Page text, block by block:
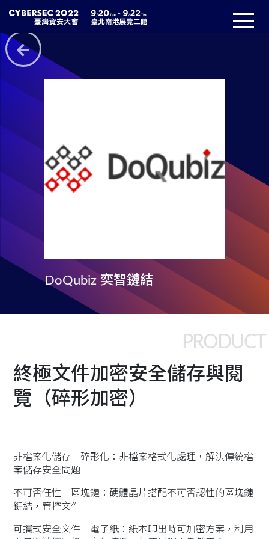
DoQubiz 奕智鏈結
PRODUCT
終極文件加密安全儲存與閱
覽（碎形加密）
非檔案化儲存－碎形化：非檔案格式化處理，解決傳統檔
案儲存安全問題
不可否任性－區塊鏈：硬體晶片搭配不可否認性的區塊鏈
鏈結，管控文件
可攜式安全文件－電子紙：紙本印出時可加密方案，利用